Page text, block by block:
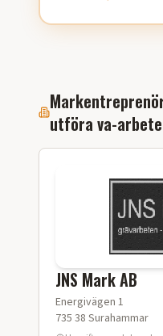
utförava-
JNS Mark AB
Energivägen 1
735 38 Surahammar